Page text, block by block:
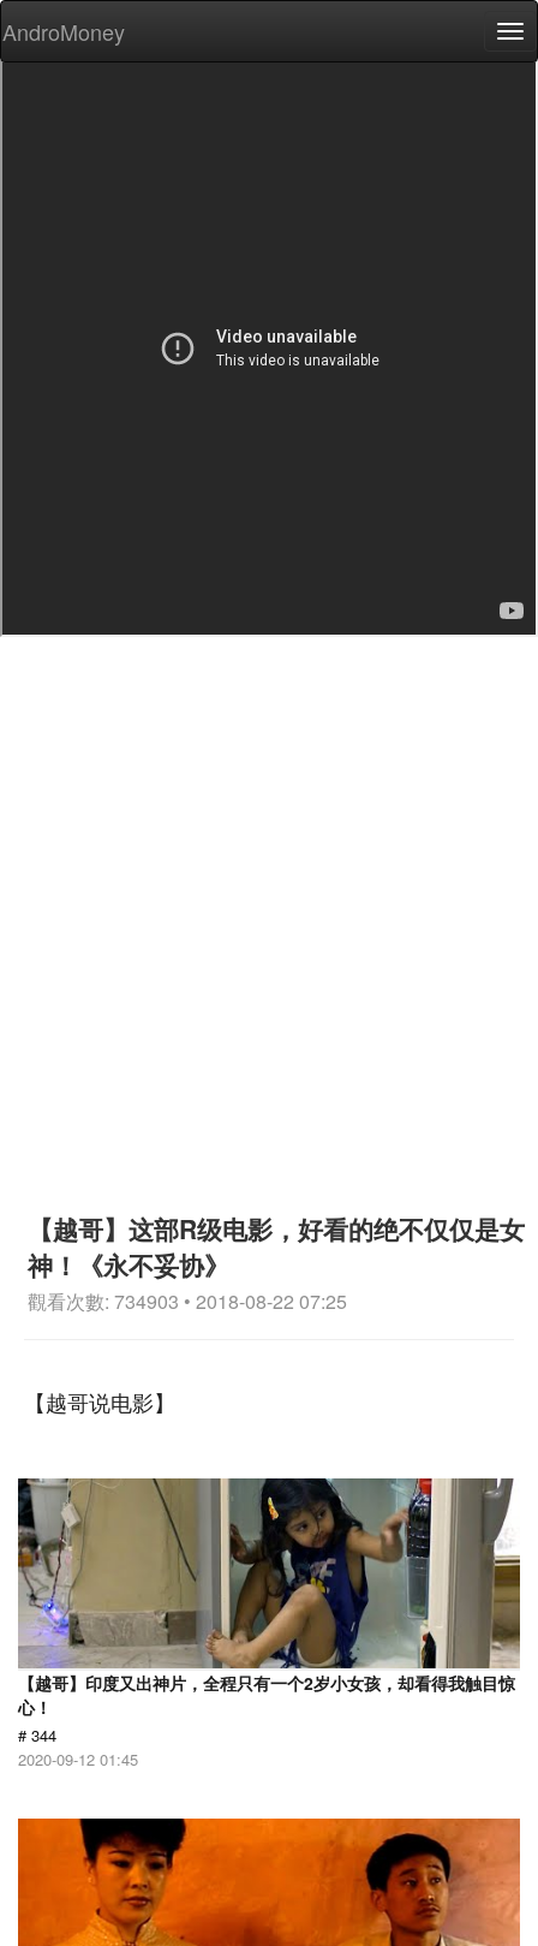
AndroMoney
【越哥】这部R级电影，好看的绝不仅仅是女
神！《永不妥协》
觀看次數: 734903 • 2018-08-22 07:25
【越哥说电影】
【越哥】印度又出神片，全程只有一个2岁小女孩，却看得我触目惊
心！
# 344
2020-09-12 01:45